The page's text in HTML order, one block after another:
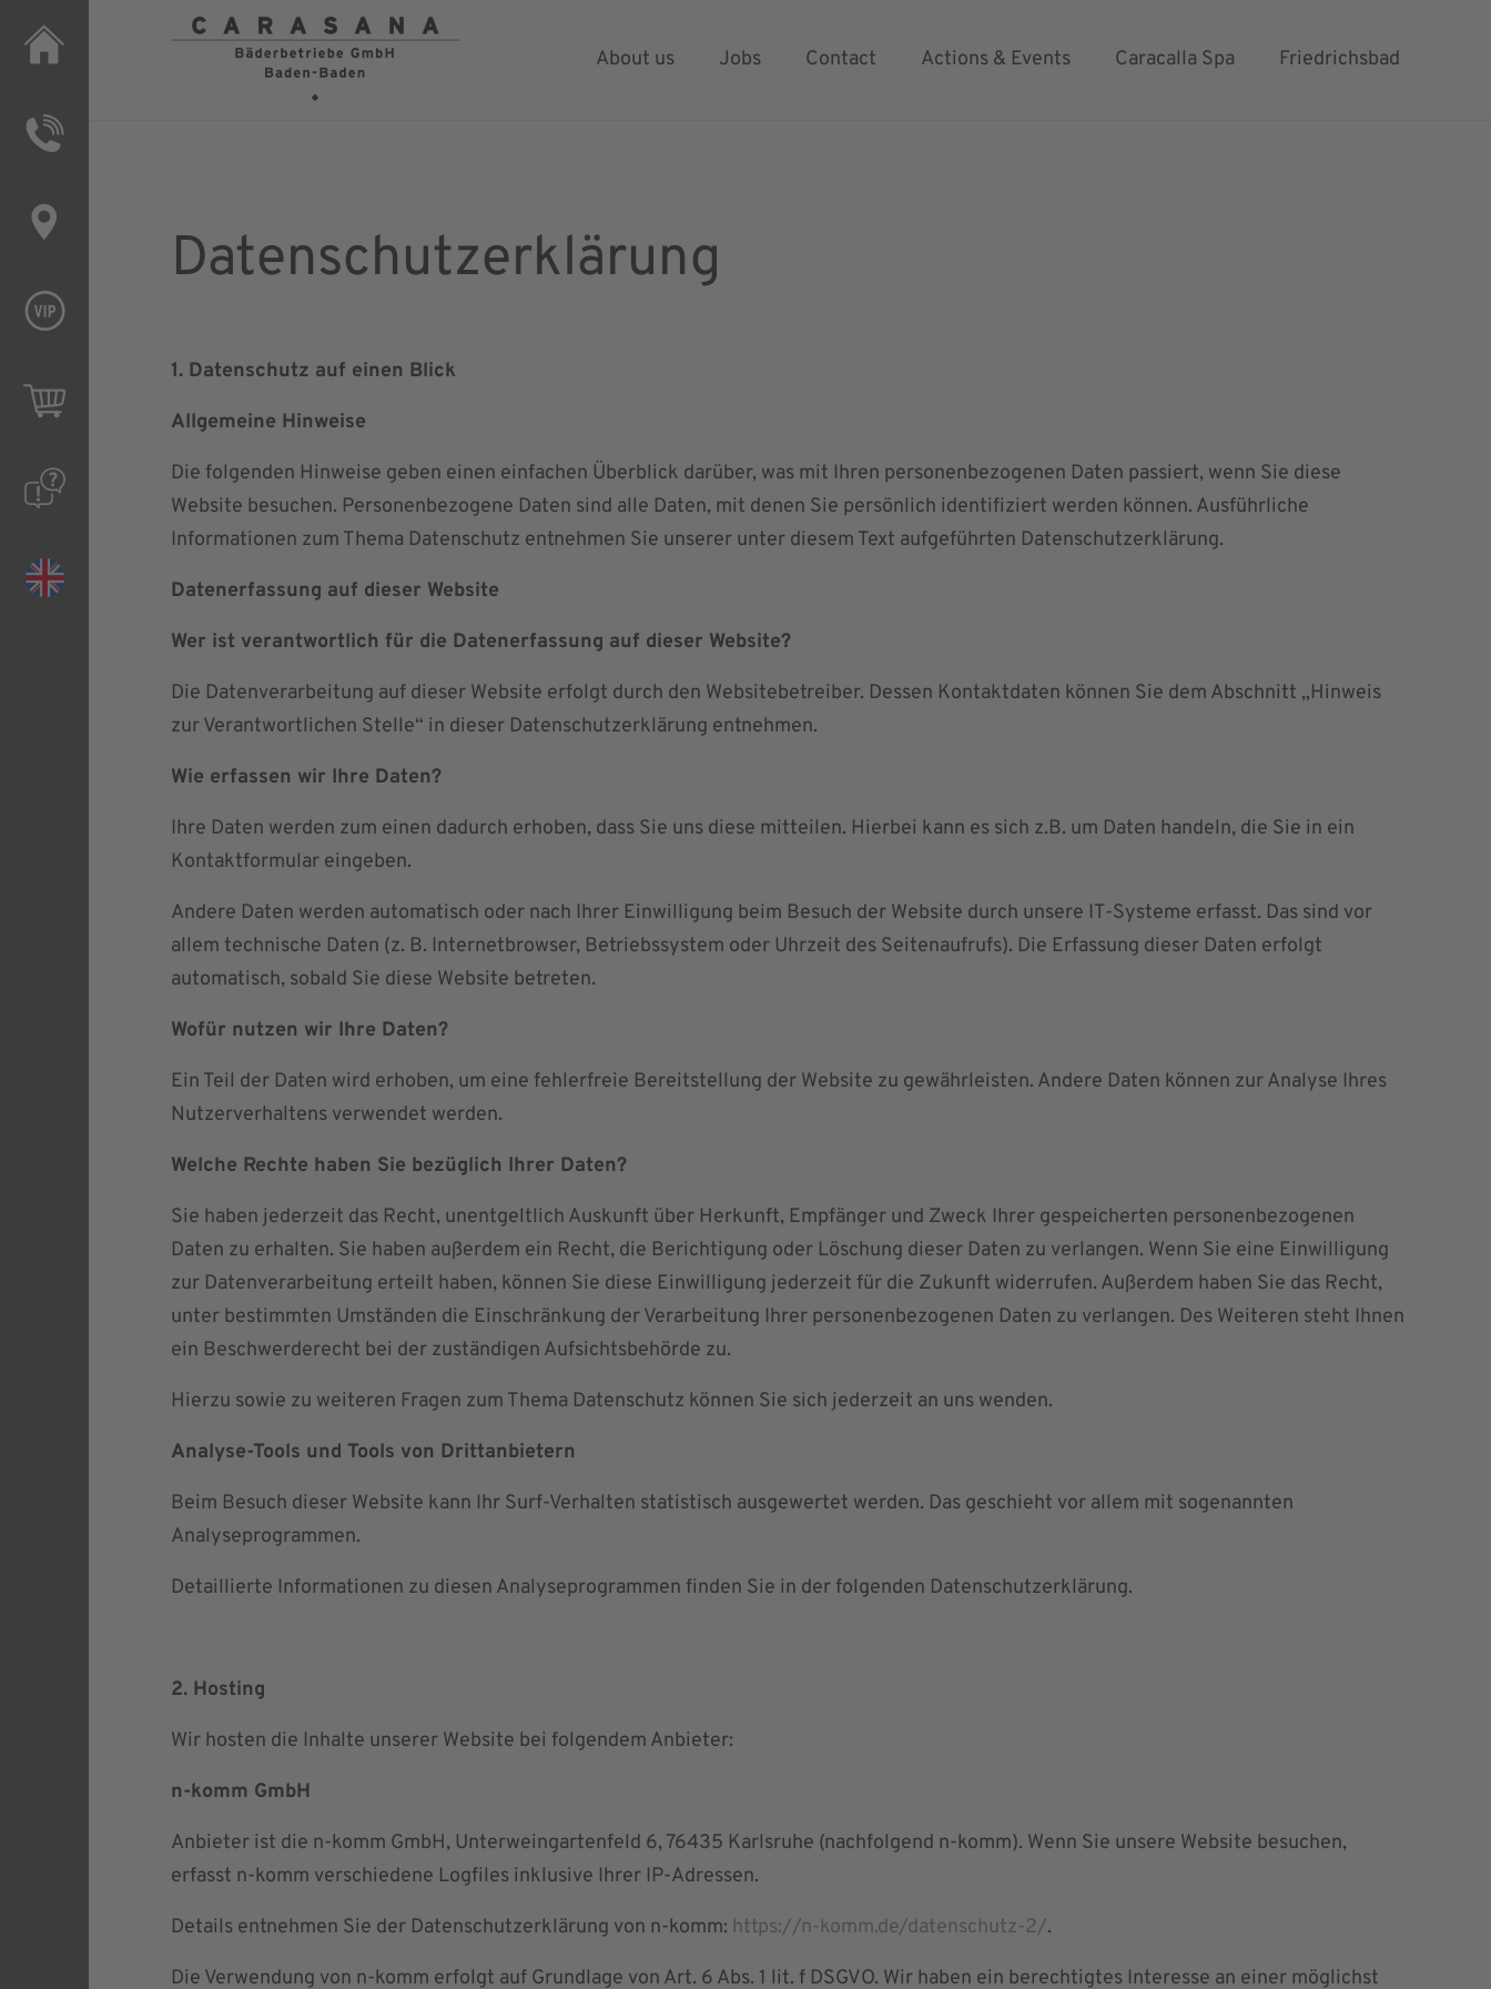
About us Jobs Contact Actions & Events Caracalla Spa Friedrichsbad
Datenschutz­
Datenschutz­erklärung
1. Datenschutz auf einen Blick
Allgemeine Hinweise
Die folgenden Hinweise geben einen einfachen Überblick darüber, was mit Ihren personenbezogenen Daten passiert, wenn Sie diese
Website besuchen. Personenbezogene Daten sind alle Daten, mit denen Sie persönlich identifiziert werden können. Ausführliche
Informationen zum Thema Datenschutz entnehmen Sie unserer unter diesem Text aufgeführten Datenschutzerklärung.
Datenerfassung auf dieser Website
Wer ist verantwortlich für die Datenerfassung auf dieser Website?
Die Datenverarbeitung auf dieser Website erfolgt durch den Websitebetreiber. Dessen Kontaktdaten können Sie dem Abschnitt „Hinweis
zur Verantwortlichen Stelle“ in dieser Datenschutzerklärung entnehmen.
Wie erfassen wir Ihre Daten?
Ihre Daten werden zum einen dadurch erhoben, dass Sie uns diese mitteilen. Hierbei kann es sich z.B. um Daten handeln, die Sie in ein
Kontaktformular eingeben.
Andere Daten werden automatisch oder nach Ihrer Einwilligung beim Besuch der Website durch unsere IT-Systeme erfasst. Das sind vor
allem technische Daten (z. B. Internetbrowser, Betriebssystem oder Uhrzeit des Seitenaufrufs). Die Erfassung dieser Daten erfolgt
automatisch, sobald Sie diese Website betreten.
Wofür nutzen wir Ihre Daten?
Ein Teil der Daten wird erhoben, um eine fehlerfreie Bereitstellung der Website zu gewährleisten. Andere Daten können zur Analyse Ihres
Nutzerverhaltens verwendet werden.
Welche Rechte haben Sie bezüglich Ihrer Daten?
Sie haben jederzeit das Recht, unentgeltlich Auskunft über Herkunft, Empfänger und Zweck Ihrer gespeicherten personenbezogenen
Daten zu erhalten. Sie haben außerdem ein Recht, die Berichtigung oder Löschung dieser Daten zu verlangen. Wenn Sie eine Einwilligung
zur Datenverarbeitung erteilt haben, können Sie diese Einwilligung jederzeit für die Zukunft widerrufen. Außerdem haben Sie das Recht,
unter bestimmten Umständen die Einschränkung der Verarbeitung Ihrer personenbezogenen Daten zu verlangen. Des Weiteren steht Ihnen
ein Beschwerderecht bei der zuständigen Aufsichtsbehörde zu.
Hierzu sowie zu weiteren Fragen zum Thema Datenschutz können Sie sich jederzeit an uns wenden.
Analyse-Tools und Tools von Dritt­anbietern
Beim Besuch dieser Website kann Ihr Surf-Verhalten statistisch ausgewertet werden. Das geschieht vor allem mit sogenannten
Analyseprogrammen.
Detaillierte Informationen zu diesen Analyseprogrammen finden Sie in der folgenden Datenschutzerklärung.
2. Hosting
Wir hosten die Inhalte unserer Website bei folgendem Anbieter:
n-komm GmbH
Anbieter ist die n-komm GmbH, Unterweingartenfeld 6, 76435 Karlsruhe (nachfolgend n-komm). Wenn Sie unsere Website besuchen,
erfasst n-komm verschiedene Logfiles inklusive Ihrer IP-Adressen.
Details entnehmen Sie der Datenschutzerklärung von n-komm: https://n-komm.de/datenschutz-2/.
Die Verwendung von n-komm erfolgt auf Grundlage von Art. 6 Abs. 1 lit. f DSGVO. Wir haben ein berechtigtes Interesse an einer möglichst